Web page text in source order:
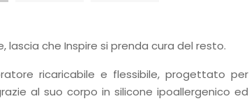
lascia che Inspire si prenda cura del resto.
ricaricabile e flessibile, progettato per
al suo corpo in silicone ipoallergenico ed